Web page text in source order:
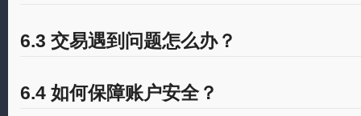
6.3 交易遇到问题怎么办？
6.4 如何保障账户安全？